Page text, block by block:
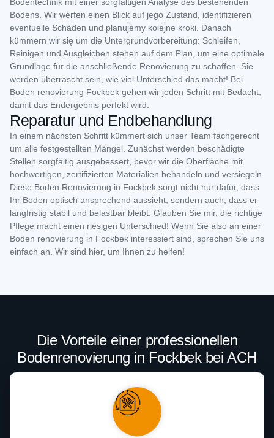
Bodens. Wir werfen einen Blick auf jego Zustand, identifizieren
eventuelle Schäden und planujemy kolejne kroki. Danach
kümmern wir się um die Untergrundvorbereitung: Schleifen,
Reinigen und Ausgleichen stehen auf dem Plan, um eine optimale
Grundlage für die anschließende Renovierung zu schaffen. Sie
werden überrascht sein, wie viel Unterschied das macht! Bei
Boden renovierung Fockbek gehen wir jeden Schritt mit Bedacht,
damit das Endergebnis perfekt wird.
Reparatur und Endbehandlung
In einem nächsten Schritt kümmert sich unser Team fachgerecht
um alle festgestellten Mängel. Zunächst werden beschädigte
Stellen sorgfältig ausgebessert, bevor wir die Oberfläche mit
hochwertigen, zertifizierten Materialien behandeln und versiegeln.
Diese Boden Renovierung in Fockbek sorgt nicht nur dafür, dass
Ihr Boden optisch ansprechend aussieht, sondern auch, dass er
langfristig stabil und belastbar bleibt. Glauben Sie mir, die richtige
Pflege macht einen riesigen Unterschied! Wenn Sie also an einer
Boden renovierung in Fockbek interessiert sind, sprechen Sie uns
einfach an. Wir sind hier, um Ihnen zu helfen!
Die Vorteile einer professionellen
Bodenrenovierung in Fockbek bei ACH